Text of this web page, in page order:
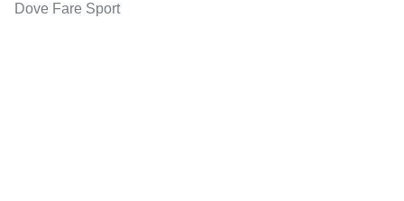
Dove Fare Sport